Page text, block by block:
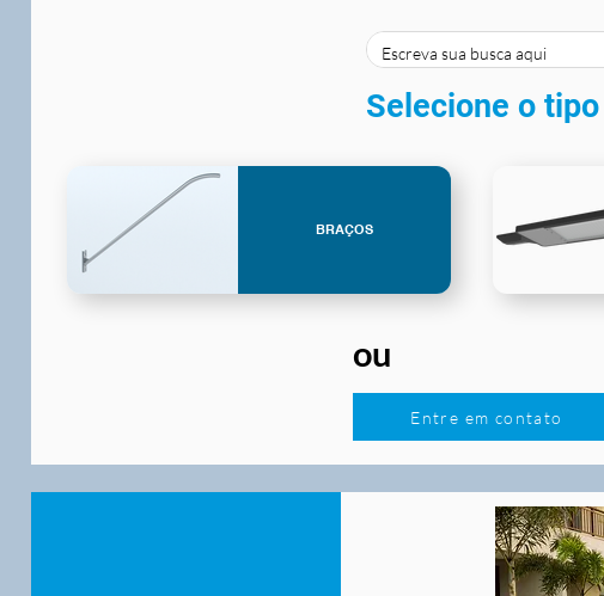
Selecione o
BRAÇOS
ou
Entre em contato